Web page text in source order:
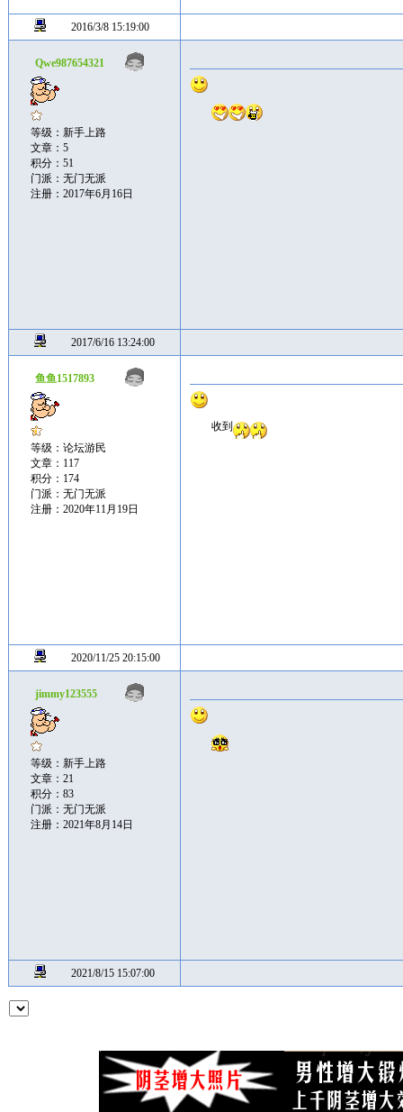
2016/3/8 15:19:00
Qwe987654321
等级：新手上路
文章：5
积分：51
门派：无门无派
注册：2017年6月16日
2017/6/16 13:24:00
鱼鱼1517893
等级：论坛游民
文章：117
积分：174
门派：无门无派
注册：2020年11月19日
收到
2020/11/25 20:15:00
jimmy123555
等级：新手上路
文章：21
积分：83
门派：无门无派
注册：2021年8月14日
2021/8/15 15:07:00